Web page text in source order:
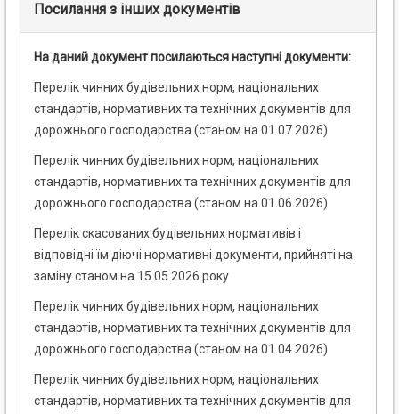
Посилання з інших документів
На даний документ посилаються наступні документи:
Перелік чинних будівельних норм, національних
стандартів, нормативних та технічних документів для
дорожнього господарства (станом на 01.07.2026)
Перелік чинних будівельних норм, національних
стандартів, нормативних та технічних документів для
дорожнього господарства (станом на 01.06.2026)
Перелік скасованих будівельних нормативів і
відповідні їм діючі нормативні документи, прийняті на
заміну станом на 15.05.2026 року
Перелік чинних будівельних норм, національних
стандартів, нормативних та технічних документів для
дорожнього господарства (станом на 01.04.2026)
Перелік чинних будівельних норм, національних
стандартів, нормативних та технічних документів для